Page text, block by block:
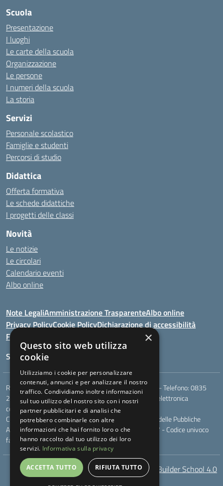
Scuola
Presentazione
I luoghi
Le carte della scuola
Organizzazione
Le persone
I numeri della scuola
La storia
Servizi
Personale scolastico
Famiglie e studenti
Percorsi di studio
Didattica
Offerta formativa
Le schede didattiche
I progetti delle classi
Novità
Le notizie
Le circolari
Calendario eventi
Albo online
Note LegaliAmministrazione TrasparenteAlbo online
Privacy PolicyCookie PolicyDichiarazione di accessibilità
Feedback
Seguici su:
Rione Marco Polo, snc - 75024 Montescaglioso (MT) - Telefono:0835
207109- Email:mtic823003@istruzione.it- Posta elettronica
certificata (PEC):mtic823003@pec.istruzione.it
Codice meccanografico: MTIC823003 - Codice Indice delle Pubbliche
Amministrazioni (IPA): - Codice fiscale 93049170777 - Codice univoco
fatturazione elettronica (CUF): UF044V
AcceBuilder School 4.0
×
Questo sito web utilizza
cookie
Utilizziamo i cookie per personalizzare
contenuti, annunci e per analizzare il nostro
traffico. Condividiamo inoltre informazioni
sul tuo utilizzo del nostro sito con i nostri
partner pubblicitari e di analisi che
potrebbero combinarle con altre
informazioni che hai fornito loro o che
hanno raccolto dal tuo utilizzo dei loro
servizi. Informativa sulla privacy
ACCETTA TUTTO RIFIUTA TUTTO